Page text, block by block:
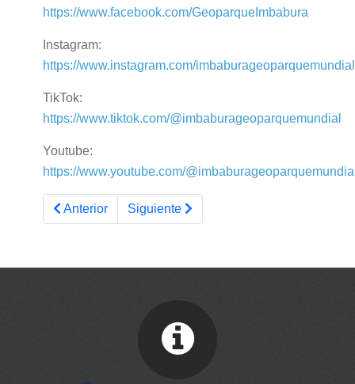
https://www.facebook.com/GeoparqueImbabura
Instagram:
https://www.instagram.com/
TikTok:
https://www.tiktok.com/@imbaburageoparquemundial
Youtube:
https://www.youtube.com/
Artículo anterior: Están todos cordialmente invitados
Anterior Artículo siguiente: 16 Travesía
Siguiente